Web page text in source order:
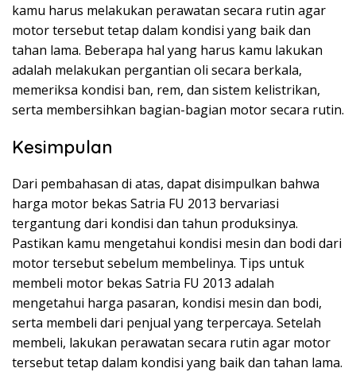
kamu harus melakukan perawatan secara rutin agar
motor tersebut tetap dalam kondisi yang baik dan
tahan lama. Beberapa hal yang harus kamu lakukan
adalah melakukan pergantian oli secara berkala,
memeriksa kondisi ban, rem, dan sistem kelistrikan,
serta membersihkan bagian-bagian motor secara rutin.
Kesimpulan
Dari pembahasan di atas, dapat disimpulkan bahwa
harga motor bekas Satria FU 2013 bervariasi
tergantung dari kondisi dan tahun produksinya.
Pastikan kamu mengetahui kondisi mesin dan bodi dari
motor tersebut sebelum membelinya. Tips untuk
membeli motor bekas Satria FU 2013 adalah
mengetahui harga pasaran, kondisi mesin dan bodi,
serta membeli dari penjual yang terpercaya. Setelah
membeli, lakukan perawatan secara rutin agar motor
tersebut tetap dalam kondisi yang baik dan tahan lama.